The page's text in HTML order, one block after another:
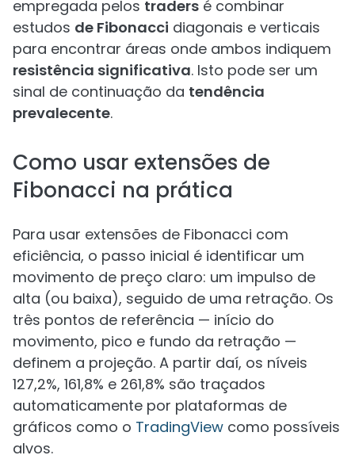
empregada pelos traders é combinar
estudos de Fibonacci diagonais e verticais
para encontrar áreas onde ambos indiquem
resistência significativa. Isto pode ser um
sinal de continuação da tendência
prevalecente.
Como usar extensões de
Fibonacci na prática
Para usar extensões de Fibonacci com
eficiência, o passo inicial é identificar um
movimento de preço claro: um impulso de
alta (ou baixa), seguido de uma retração. Os
três pontos de referência — início do
movimento, pico e fundo da retração —
definem a projeção. A partir daí, os níveis
127,2%, 161,8% e 261,8% são traçados
automaticamente por plataformas de
gráficos como o TradingView como possíveis
alvos.